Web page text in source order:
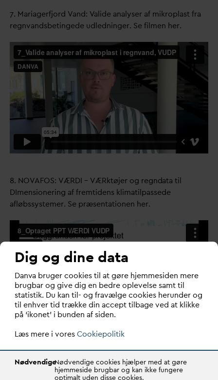
7. Mariagerfjord Vand: Valide analyser af mikroplast fra
regnvandsbetingede udledninger. Se filmen her.
8. NOVAFOS: VÆRDI – VÆRktøjer og regndata til
DImensionering af fremtidens klimatilpassede
afløbssystemer. Se præsentationen her.
9. HOFOR: Skybrudsvand i parker, risikovurdering for
smitte. Se præsentationen her.
Dig og dine data
Danva bruger cookies til at gøre hjemmesiden mere
brugbar og give dig en bedre oplevelse samt til
statistik. Du kan til- og fravælge cookies herunder og
til enhver tid trække din accept tilbage ved at klikke
på ‘ikonet’ i bunden af siden.
Læs mere i voresCookiepolitik
NødvendigeNødvendige cookies hjælper med at gøre
hjemmeside brugbar og kan ikke fungere
optimalt uden disse cookies.